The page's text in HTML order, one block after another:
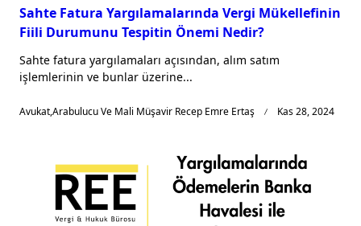
Sahte Fatura Yargılamalarında Vergi Mükellefinin
Fiili Durumunu Tespitin Önemi Nedir?
Sahte fatura yargılamaları açısından, alım satım
işlemlerinin ve bunlar üzerine...
Avukat,Arabulucu Ve Mali Müşavir Recep Emre Ertaş Kas 28, 2024